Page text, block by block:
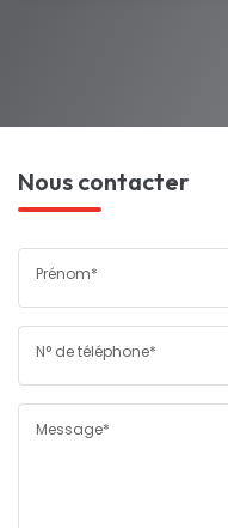
Nous contacter
Prénom*
N° de téléphone*
Message*